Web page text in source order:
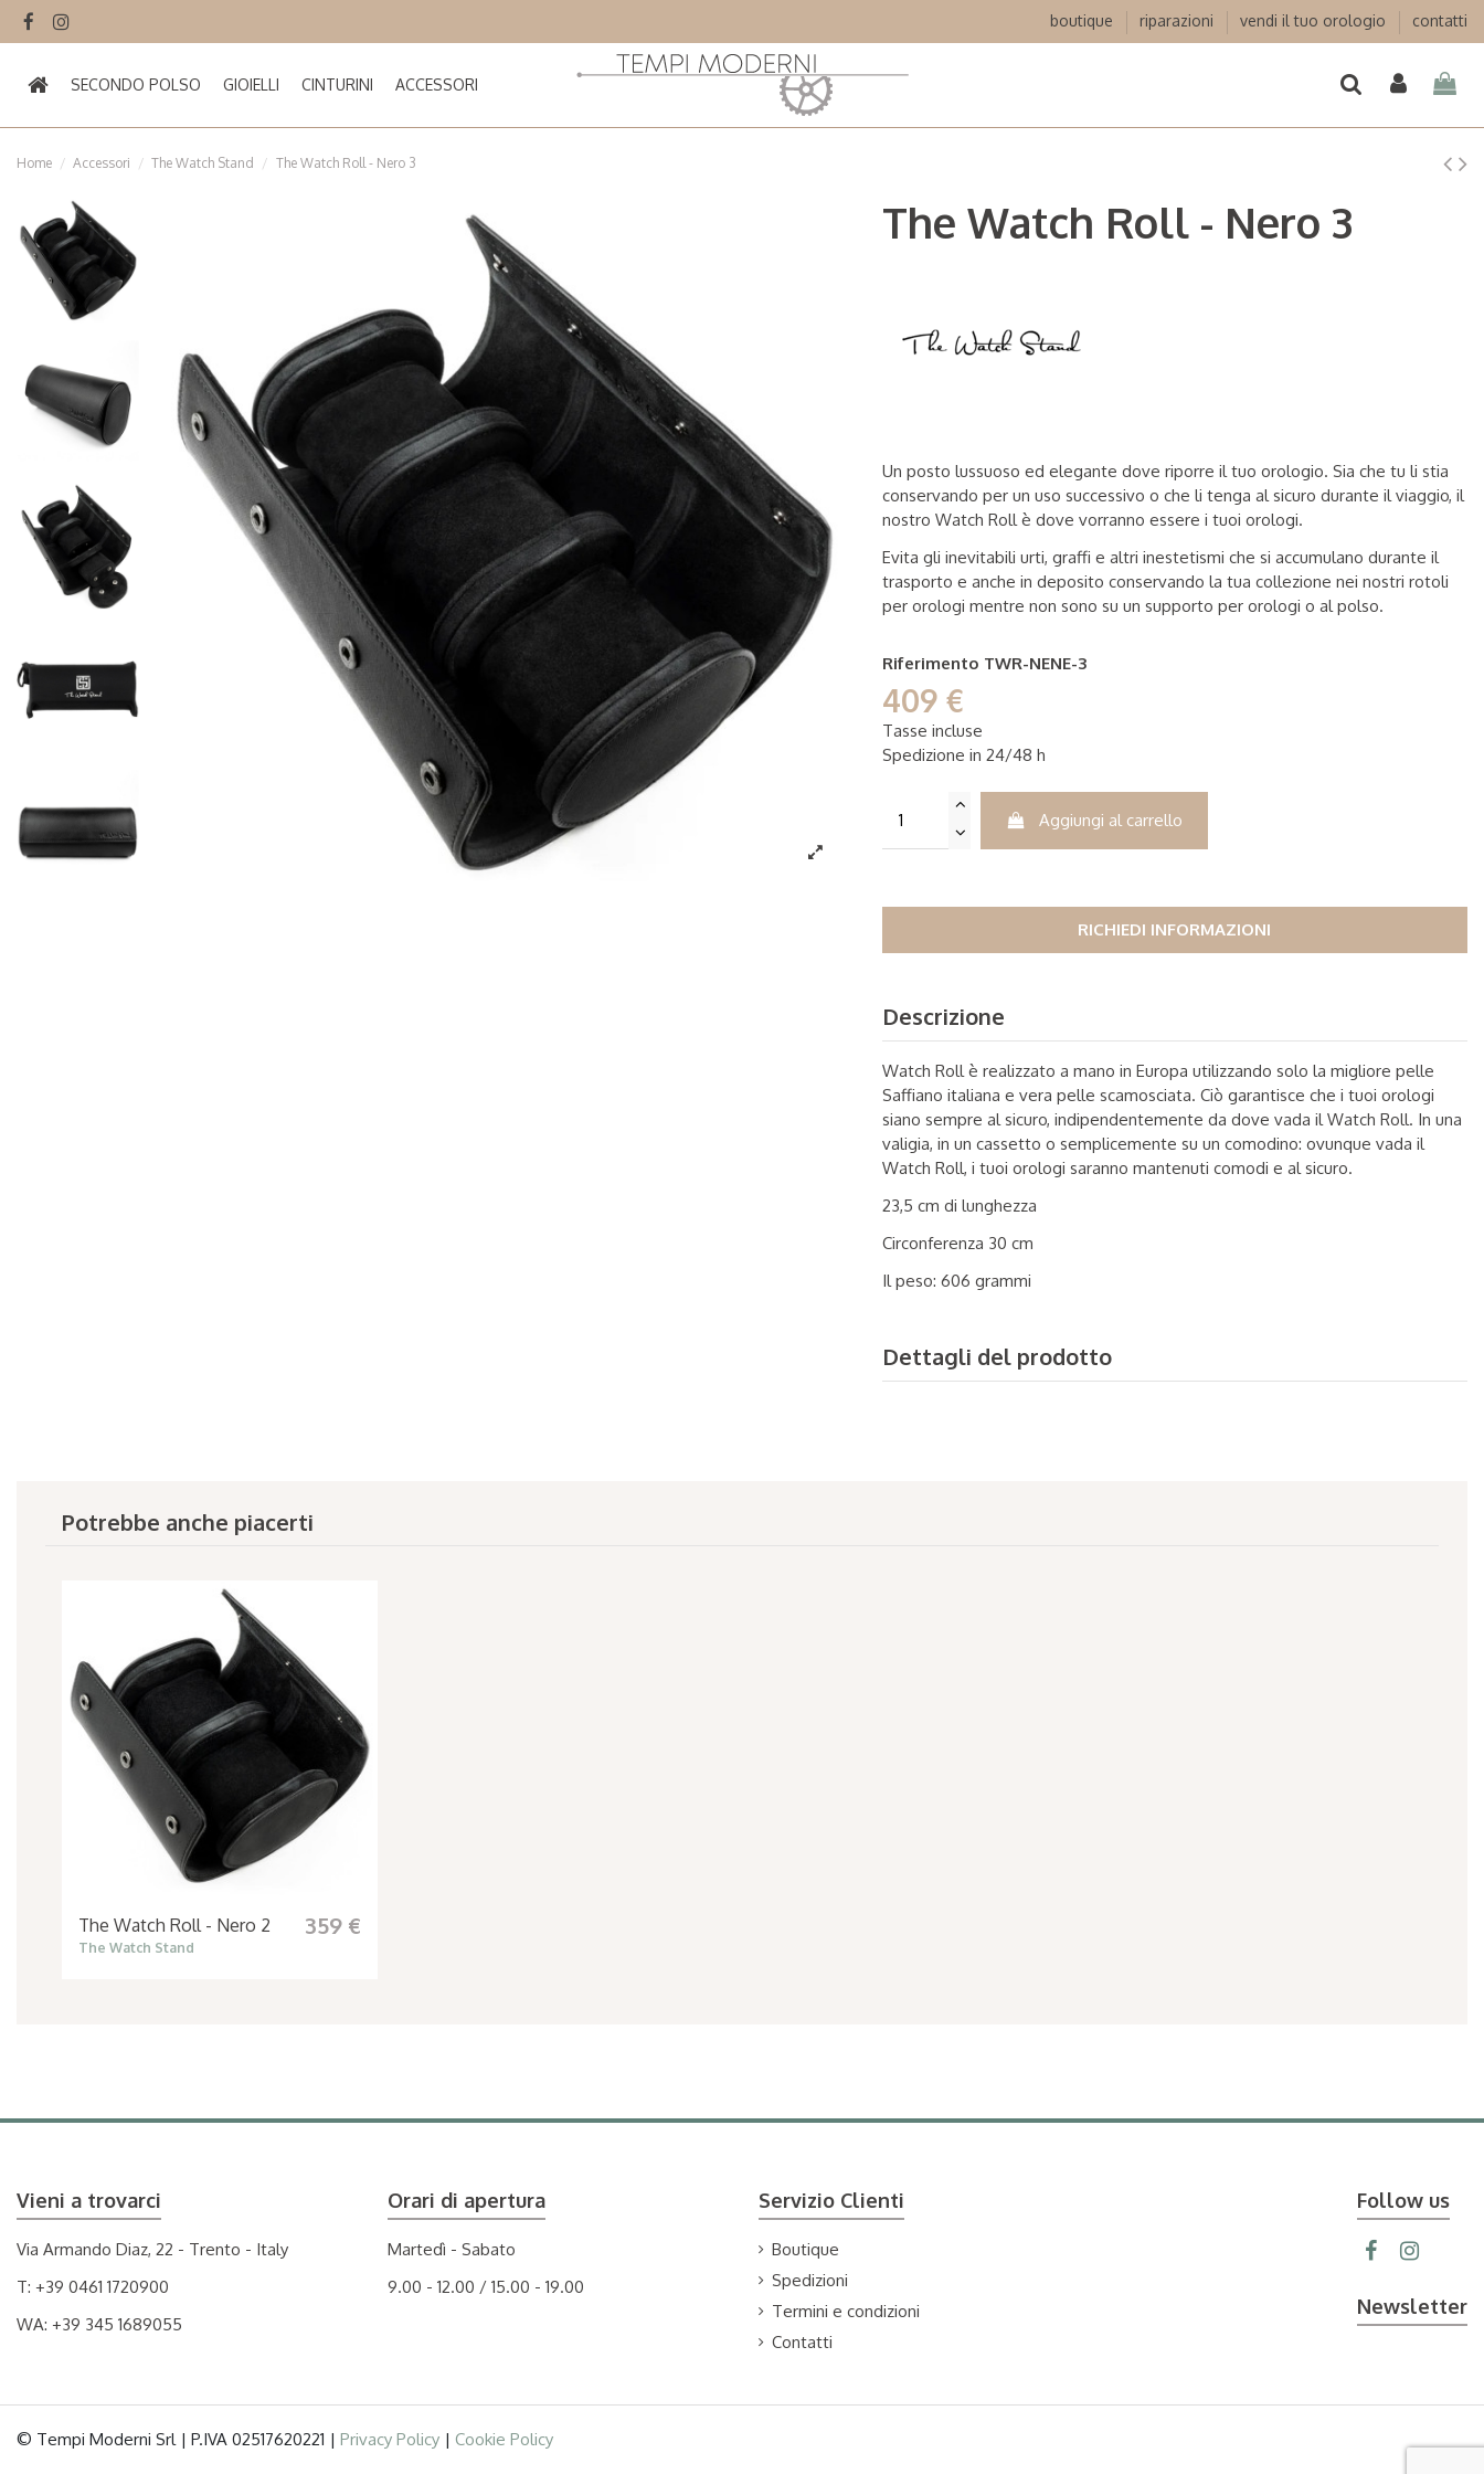
boutique riparazioni vendi il tuo orologio contatti
SECONDO POLSO GIOIELLI CINTURINI ACCESSORI
Home Accessori The Watch Stand The Watch Roll - Nero 3
The Watch Roll - Nero 3
Un posto lussuoso ed elegante dove riporre il tuo orologio. Sia che tu li stia
conservando per un uso successivo o che li tenga al sicuro durante il viaggio, il
nostro Watch Roll è dove vorranno essere i tuoi orologi.
Evita gli inevitabili urti, graffi e altri inestetismi che si accumulano durante il
trasporto e anche in deposito conservando la tua collezione nei nostri rotoli
per orologi mentre non sono su un supporto per orologi o al polso.
Riferimento TWR-NENE-3
409 €
Tasse incluse
Spedizione in 24/48 h
Aggiungi al carrello
RICHIEDI INFORMAZIONI
Descrizione
Watch Roll è realizzato a mano in Europa utilizzando solo la migliore pelle
Saffiano italiana e vera pelle scamosciata. Ciò garantisce che i tuoi orologi
siano sempre al sicuro, indipendentemente da dove vada il Watch Roll. In una
valigia, in un cassetto o semplicemente su un comodino: ovunque vada il
Watch Roll, i tuoi orologi saranno mantenuti comodi e al sicuro.
23,5 cm di lunghezza
Circonferenza 30 cm
Il peso: 606 grammi
Dettagli del prodotto
Potrebbe anche piacerti
The Watch Roll - Nero 2
The Watch Stand
359 €
Vieni a trovarci
Via Armando Diaz, 22 - Trento - Italy
T: +39 0461 1720900
WA: +39 345 1689055
Orari di apertura
Martedì - Sabato
9.00 - 12.00 / 15.00 - 19.00
Servizio Clienti
Boutique
Spedizioni
Termini e condizioni
Contatti
Follow us
Newsletter
© Tempi Moderni Srl | P.IVA 02517620221 | Privacy Policy | Cookie Policy